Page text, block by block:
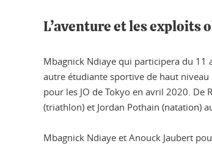
L’aventure et les exploits
Mbagnick Ndiaye qui participera du
autre étudiante sportive de haut niveau
pour les JO de Tokyo en avril 2020. De
(triathlon) et Jordan Pothain (natation)
Mbagnick Ndiaye et Anouck Jaubert